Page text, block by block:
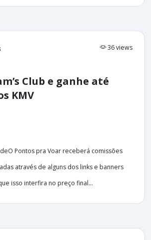
36 views
Club e ganhe até
KMV
Pontos pra Voar receberá comissões
através de alguns dos links e banners
isso interfira no preço final...